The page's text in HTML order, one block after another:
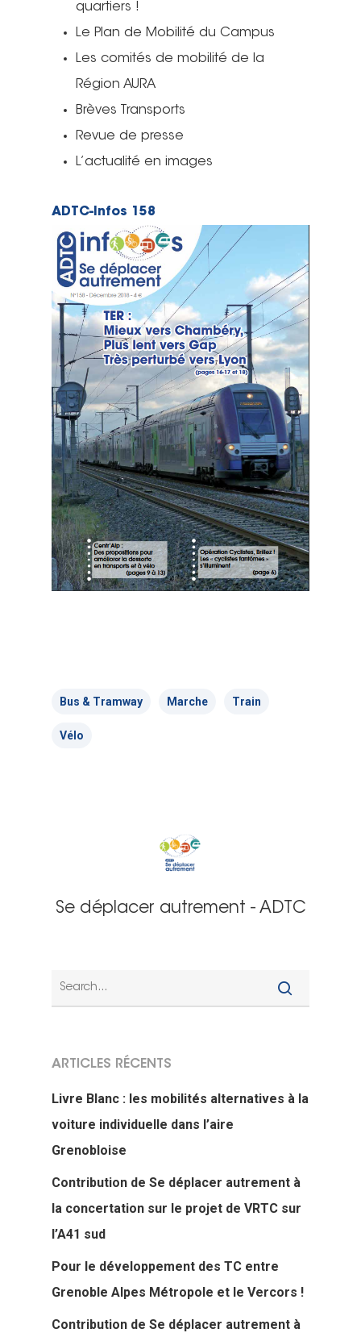
quartiers !
Le Plan de Mobilité du Campus
Les comités de mobilité de la
Région AURA
Brèves Transports
Revue de presse
L’actualité en images
ADTC-Infos 158
Bus & Tramway Marche Train
Vélo
Se déplacer autrement - ADTC
ARTICLES RÉCENTS
Livre Blanc : les mobilités alternatives à la
voiture individuelle dans l’aire
Grenobloise
Contribution de Se déplacer autrement à
la concertation sur le projet de VRTC sur
l’A41 sud
Pour le développement des TC entre
Grenoble Alpes Métropole et le Vercors !
Contribution de Se déplacer autrement à